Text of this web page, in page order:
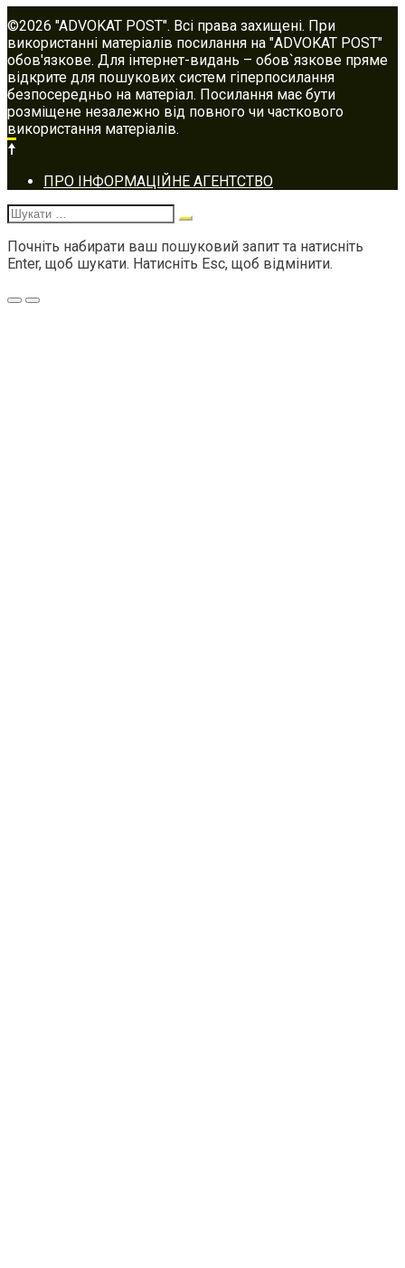
©2026 "ADVOKAT POST". Всі права захищені. При
використанні матеріалів посилання на "ADVOKAT POST"
обов'язкове. Для інтернет-видань – обов`язкове пряме
відкрите для пошукових систем гіперпосилання
безпосередньо на матеріал. Посилання має бути
розміщене незалежно від повного чи часткового
використання матеріалів.
Footer
navigation
ПРО ІНФОРМАЦІЙНЕ АГЕНТСТВО
Шукати:
Почніть набирати ваш пошуковий запит та натисніть
Enter, щоб шукати. Натисніть Esc, щоб відмінити.
Меню